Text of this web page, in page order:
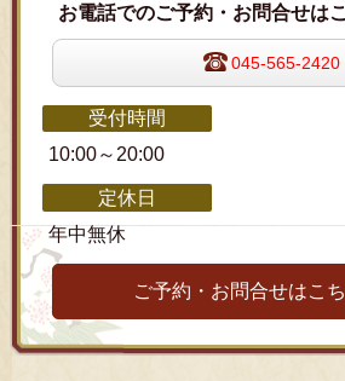
お電話でのご予約・お問合せ
045-565-2420
受付時間
10:00～20:00
定休日
年中無休
ご予約・お問合せはこ